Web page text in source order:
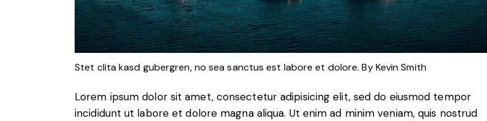
Stet clita kasd gubergren, no sea sanctus est labore et dolore. ByKevin Smith
Lorem ipsum dolor sit amet, consectetur adipisicing elit, sed do eiusmod tempor
incididunt ut labore et dolore magna aliqua. Ut enim ad minim veniam, quis nostrud